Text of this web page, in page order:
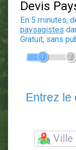
Devis
En 5